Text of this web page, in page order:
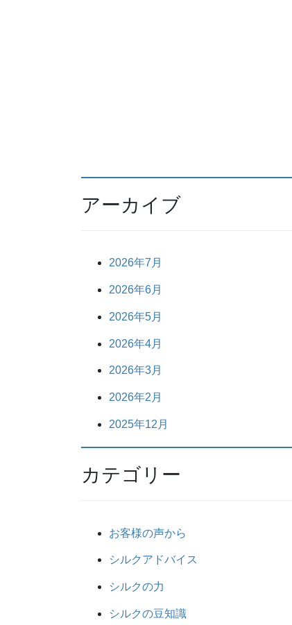
アーカイブ
2026年7月
2026年6月
2026年5月
2026年4月
2026年3月
2026年2月
2025年12月
カテゴリー
お客様の声から
シルクアドバイス
シルクの力
シルクの豆知識